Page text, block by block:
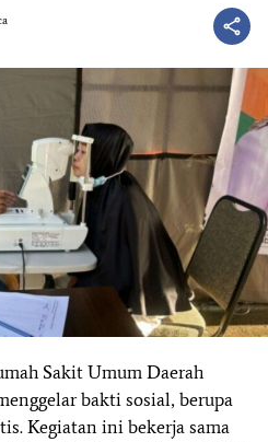
Sakit Umum Daerah
bakti sosial, berupa
Kegiatan ini bekerja sama